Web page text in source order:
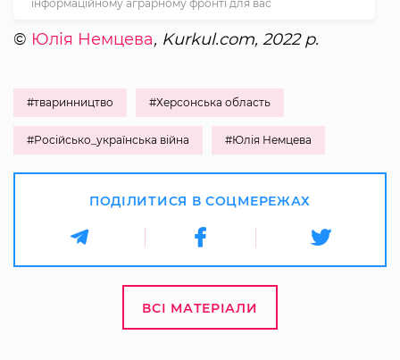
інформаційному аграрному фронті для вас
© Юлія Немцева, Kurkul.com, 2022 р.
#тваринництво #Херсонська область
#Російсько_українська війна #Юлія Немцева
ПОДІЛИТИСЯ В СОЦМЕРЕЖАХ
ВСІ МАТЕРІАЛИ